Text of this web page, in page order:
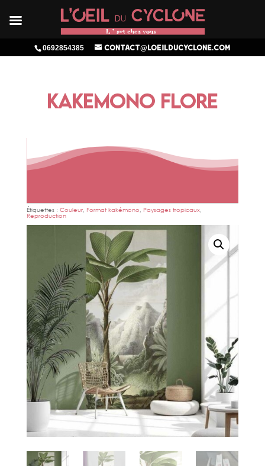
0692854385 contact@loeilducyclone.com
KAKEMONO FLORE
Étiquettes : Couleur, Format kakémono, Paysages tropicaux,
Reproduction